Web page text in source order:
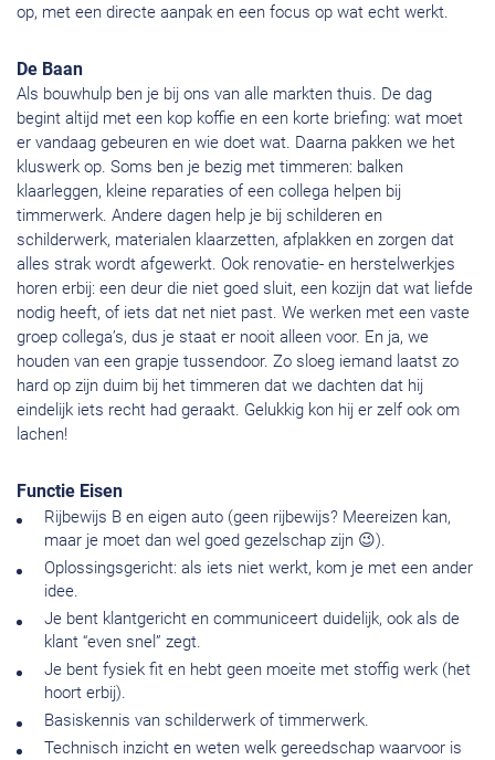
op, met een directe aanpak en een focus op wat echt werkt.
De Baan
Als bouwhulp ben je bij ons van alle markten thuis. De dag
begint altijd met een kop koffie en een korte briefing: wat moet
er vandaag gebeuren en wie doet wat. Daarna pakken we het
kluswerk op. Soms ben je bezig met timmeren: balken
klaarleggen, kleine reparaties of een collega helpen bij
timmerwerk. Andere dagen help je bij schilderen en
schilderwerk, materialen klaarzetten, afplakken en zorgen dat
alles strak wordt afgewerkt. Ook renovatie- en herstelwerkjes
horen erbij: een deur die niet goed sluit, een kozijn dat wat liefde
nodig heeft, of iets dat net niet past. We werken met een vaste
groep collega’s, dus je staat er nooit alleen voor. En ja, we
houden van een grapje tussendoor. Zo sloeg iemand laatst zo
hard op zijn duim bij het timmeren dat we dachten dat hij
eindelijk iets recht had geraakt. Gelukkig kon hij er zelf ook om
lachen!
Functie Eisen
Rijbewijs B en eigen auto (geen rijbewijs? Meereizen kan,
maar je moet dan wel goed gezelschap zijn 😉).
Oplossingsgericht: als iets niet werkt, kom je met een ander
idee.
Je bent klantgericht en communiceert duidelijk, ook als de
klant “even snel” zegt.
Je bent fysiek fit en hebt geen moeite met stoffig werk (het
hoort erbij).
Basiskennis van schilderwerk of timmerwerk.
Technisch inzicht en weten welk gereedschap waarvoor is